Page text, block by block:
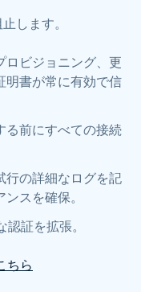
します。
ロビジョニング、更
明書が常に有効で信
る前にすべての接続
行の詳細なログを記
スを確保。
証を拡張。
ちら